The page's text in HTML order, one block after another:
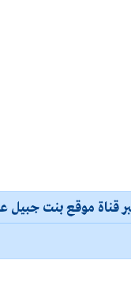
قناة موقع بنت جبيل